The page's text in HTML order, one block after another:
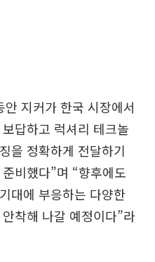
지커가 한국 시장에서
답하고 럭셔리 테크놀
을 정확하게 전달하기
비했다”며 “향후에도
대에 부응하는 다양한
착해 나갈 예정이다”라